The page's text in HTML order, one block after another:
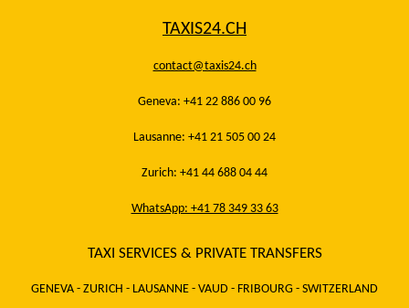
TAXIS24.CH
contact@taxis24.ch
Geneva: +41 22 886 00 96
Lausanne: +41 21 505 00 24
Zurich: +41 44 688 04 44
WhatsApp: +41 78 349 33 63
TAXI SERVICES & PRIVATE TRANSFERS
GENEVA - ZURICH - LAUSANNE - VAUD - FRIBOURG - SWITZERLAND